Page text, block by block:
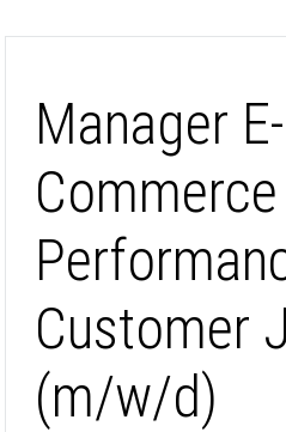
Manager E-
Commerce
Customer
(m/w/d)